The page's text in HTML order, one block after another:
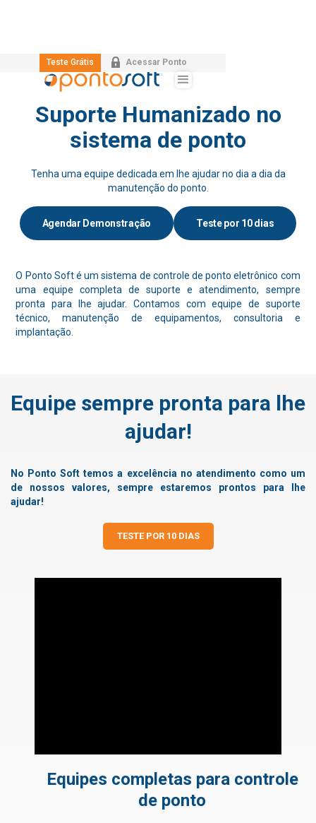
Teste Grátis Acessar Ponto
SAIBA MAIS
Suporte Humanizado no
sistema de ponto
Tenha uma equipe dedicada em lhe ajudar no dia a dia da
manutenção do ponto.
Agendar Demonstração Teste por 10 dias
O Ponto Soft é um sistema de controle de ponto eletrônico com
uma equipe completa de suporte e atendimento, sempre
pronta para lhe ajudar. Contamos com equipe de suporte
técnico, manutenção de equipamentos, consultoria e
implantação.
Equipe sempre pronta para lhe
ajudar!
No Ponto Soft temos a excelência no atendimento como um
de nossos valores, sempre estaremos prontos para lhe
ajudar!
TESTE POR 10 DIAS
Equipes completas para controle
de ponto